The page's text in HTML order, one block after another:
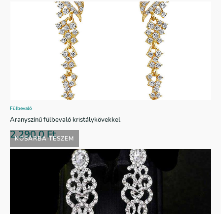
KOSÁRBA TESZEM
Fülbevaló
Aranyszínű fülbevaló kristálykövekkel
2.290,0Ft